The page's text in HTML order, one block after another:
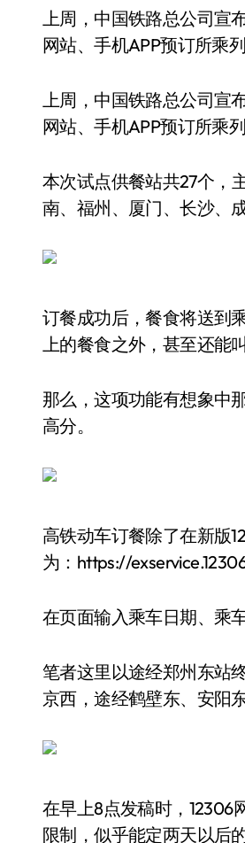
上周，中国铁路总公司宣布，从7月17日起，乘G、D字头的动车组列车出行的乘客，可通过12306
网站、手机APP预订所乘
上周，中国铁路总公司宣
网站、手机APP预订所乘
本次试点供餐站共27个，
南、福州、厦门、长沙、
订餐成功后，餐食将送到
上的餐食之外，甚至还能
那么，这项功能有想象中
高分。
高铁动车订餐除了在新版
为：https://
在页面输入乘车日期、乘
笔者这里以途经郑州东站
京西，途经鹤壁东、安阳
在早上8点发稿时，12306
限制，似乎能定两天以后